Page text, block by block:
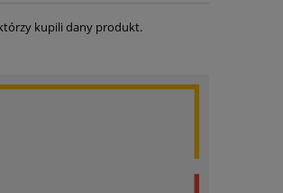
kupili dany produkt.